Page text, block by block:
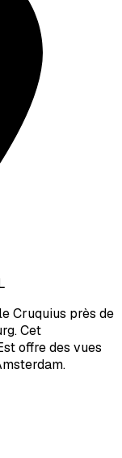
Cruquius près de
Cet
offre des vues